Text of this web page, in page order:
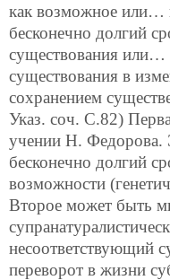
как возможное или…
бесконечно долгий
существования или…
существования в
сохранением
Указ. соч. С.82)
учении Н. Федорова.
бесконечно долгий
возможности
Второе может быть
несоответствующий
переворот в жизни